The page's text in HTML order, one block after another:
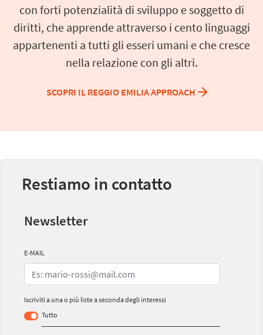
con forti potenzialità di sviluppo e soggetto di
diritti, che apprende attraverso i cento linguaggi
appartenenti a tutti gli esseri umani e che cresce
nella relazione con gli altri.
SCOPRI IL REGGIO EMILIA APPROACH
Restiamo in contatto
Newsletter
E-MAIL
Iscriviti a una o più liste a seconda degli interessi
Tutto